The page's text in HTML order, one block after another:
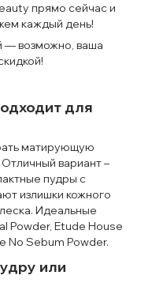
прямо сейчас и
каждый день!
— возможно, ваша
для
матирующую
вариант –
пудры с
излишки кожного
Идеальные
Powder, Etude House
No Sebum Powder.
или